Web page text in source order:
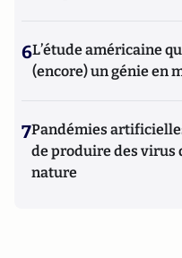
6L’étude américaine
(encore) un génie en
7Pandémies
de produire des virus
nature